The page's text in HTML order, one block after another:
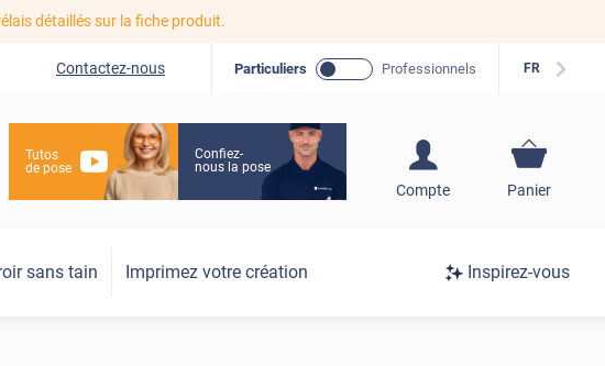
détaillés sur la fiche produit.
Contactez-nous Particuliers Professionnels FR
Tutos
de pose
Confiez-
nous la pose
Compte
S'inscrire / Se
Panier
sans tain Imprimez votre création Inspirez-vous